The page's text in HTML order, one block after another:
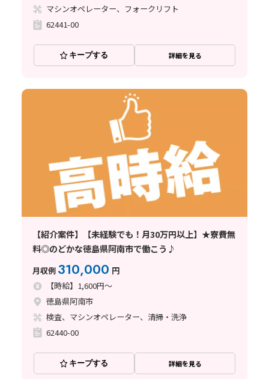
マシンオペレーター、フォークリフト
62441-00
キープする 詳細を見る
【紹介案件】【未経験でも！月30万円以上】★寮費無
料◎のどかな徳島県阿南市で働こう♪
月収例 310,000 円
【時給】1,600円～
徳島県阿南市
検査、マシンオペレーター、清掃・洗浄
62440-00
キープする 詳細を見る